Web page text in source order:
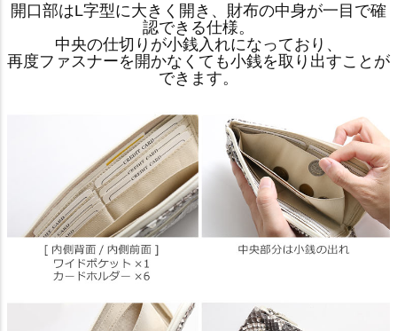
開口部はL字型に大きく開き、財布の中身が一目で確
認できる仕様。
中央の仕切りが小銭入れになっており、
再度ファスナーを開かなくても小銭を取り出すことが
できます。